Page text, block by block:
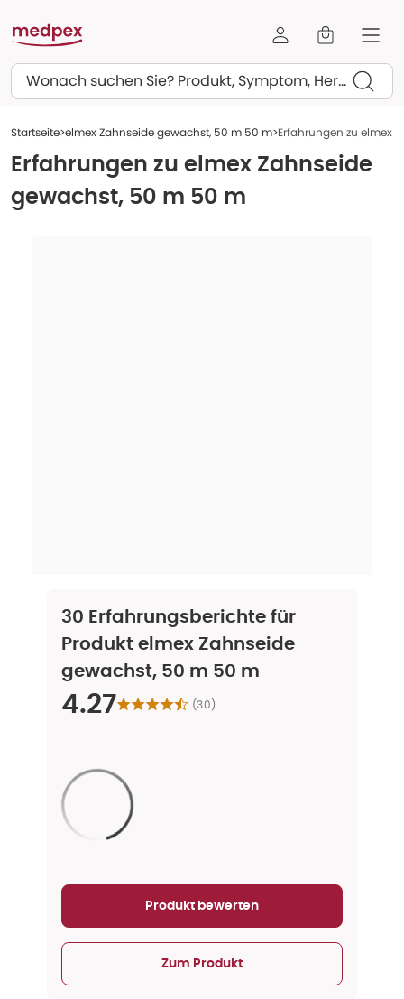
Suchen
Startseite elmex Zahnseide gewachst, 50 m 50 m Erfahrungen zu elmex
Erfahrungen zu elmex Zahnseide
gewachst, 50 m 50 m
30 Erfahrungsberichte für
Produkt elmex Zahnseide
gewachst, 50 m 50 m
4.27 (30)
Aktualisieren...
Produkt bewerten
Zum Produkt